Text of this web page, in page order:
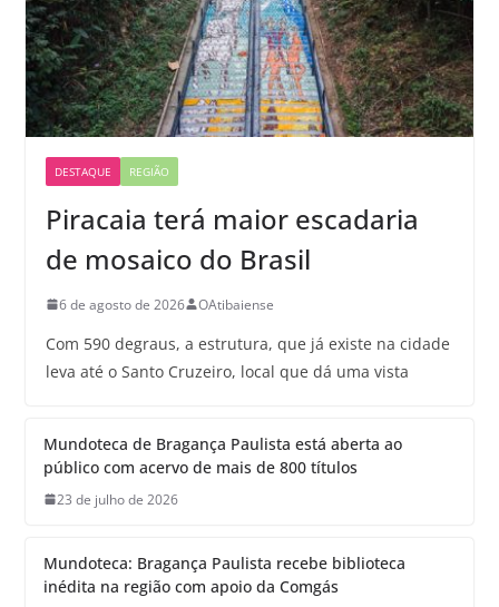
DESTAQUE REGIÃO
Piracaia terá maior escadaria
de mosaico do Brasil
6 de agosto de 2026 OAtibaiense
Com 590 degraus, a estrutura, que já existe na cidade
leva até o Santo Cruzeiro, local que dá uma vista
Mundoteca de Bragança Paulista está aberta ao
público com acervo de mais de 800 títulos
23 de julho de 2026
Mundoteca: Bragança Paulista recebe biblioteca
inédita na região com apoio da Comgás